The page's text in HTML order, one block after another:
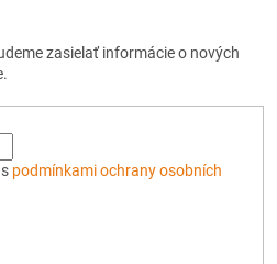
zasielať informácie o nových
podmínkami ochrany osobních